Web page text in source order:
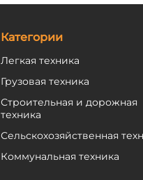
Категории
Легкая техника
Грузовая техника
Строительная и дорожная
техника
Сельскохозяйственная
Коммунальная техника